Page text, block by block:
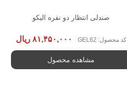
صندلی انتظار دو نفره الیکو
کد محصول: GEL62 ۸۱,۴۵۰,۰۰۰ ریال
مشاهده محصول